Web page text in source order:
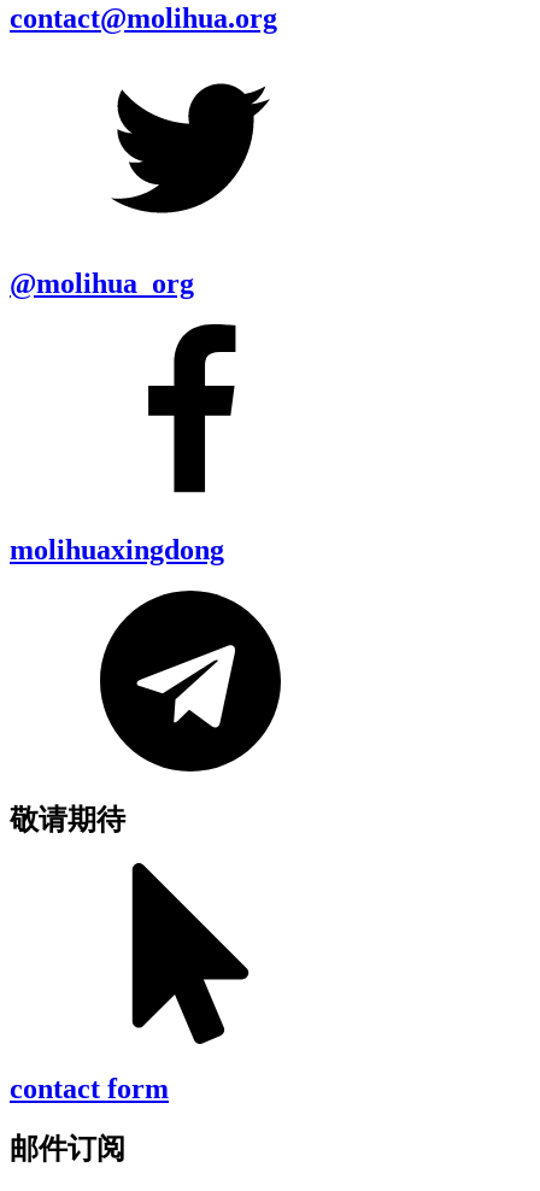
contact@molihua.org
@molihua_org
molihuaxingdong
敬请期待
contact form
邮件订阅